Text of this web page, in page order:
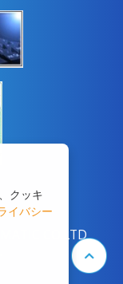
CO.LTD
クッキ
イバシー